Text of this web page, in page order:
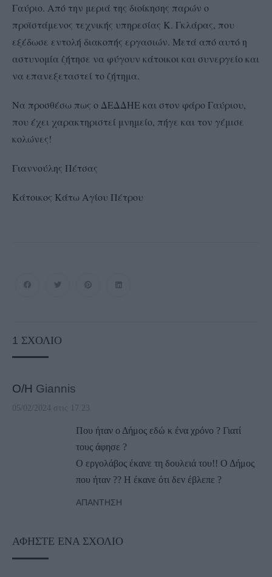
Γαύριο. Από την μεριά της διοίκησης παρών ο
προϊστάμενος τεχνικής υπηρεσίας Κ. Γκλάρας, που
εξέδωσε εντολή διακοπής εργασιών. Μετά από αυτό η
αστυνομία ζήτησε να φύγουν κάτοικοι και συνεργείο και
να επανεξεταστεί το ζήτημα.
Να προσθέσω πως ο ΔΕΔΔΗΕ και στον φάρο Γαύριου,
που έχει χαρακτηριστεί μνημείο, πήγε και τον γέμισε
κολώνες!
Γιαννούλης Πέτσας
Κάτοικος Κάτω Αγίου Πέτρου
1 ΣΧΌΛΙΟ
Ο/Η Giannis
05/02/2024 στις 17:23
Που ήταν ο Δήμος εδώ κ ένα χρόνο ? Γιατί
τους άφησε ?
Ο εργολάβος έκανε τη δουλειά του!! Ο Δήμος
που ήταν ?? Η έκανε ότι δεν έβλεπε ?
ΑΠΆΝΤΗΣΗ
ΑΦΉΣΤΕ ΈΝΑ ΣΧΌΛΙΟ